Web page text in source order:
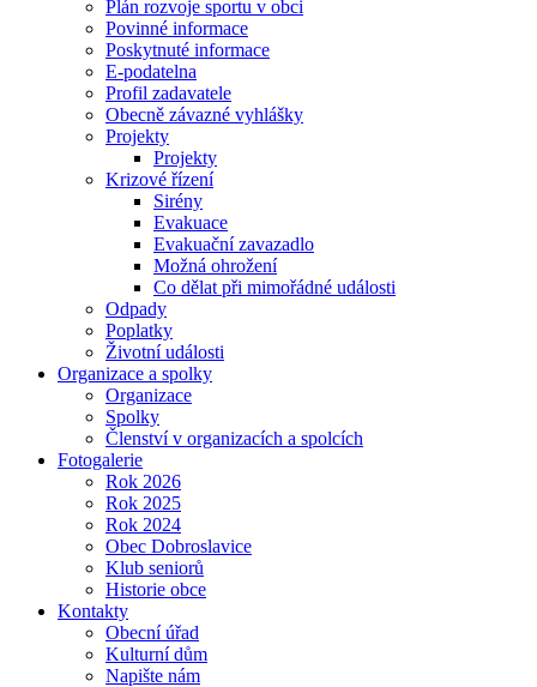
Plán rozvoje sportu v obci
Povinné informace
Poskytnuté informace
E-podatelna
Profil zadavatele
Obecně závazné vyhlášky
Projekty
Projekty
Krizové řízení
Sirény
Evakuace
Evakuační zavazadlo
Možná ohrožení
Co dělat při mimořádné události
Odpady
Poplatky
Životní události
Organizace a spolky
Organizace
Spolky
Členství v organizacích a spolcích
Fotogalerie
Rok 2026
Rok 2025
Rok 2024
Obec Dobroslavice
Klub seniorů
Historie obce
Kontakty
Obecní úřad
Kulturní dům
Napište nám